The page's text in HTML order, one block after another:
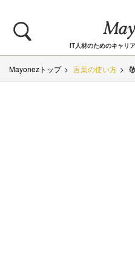
IT人材のためのキャリ
Mayonezトップ 言葉の使い方